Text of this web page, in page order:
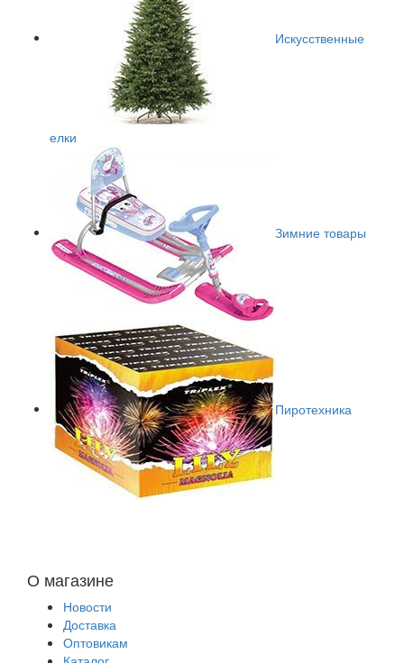
Искусственные
елки
Зимние товары
Пиротехника
О магазине
Новости
Доставка
Оптовикам